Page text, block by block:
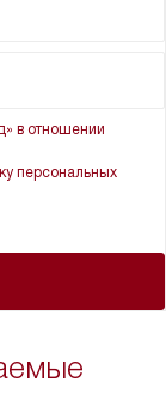
в отношении
персональных